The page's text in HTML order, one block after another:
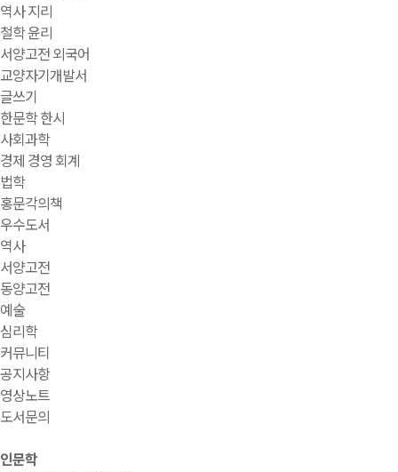
역사 지리
철학 윤리
서양고전 외국어
교양자기개발서
글쓰기
한문학 한시
사회과학
경제 경영 회계
법학
홍문각의책
우수도서
역사
서양고전
동양고전
예술
심리학
커뮤니티
공지사항
영상노트
도서문의
인문학